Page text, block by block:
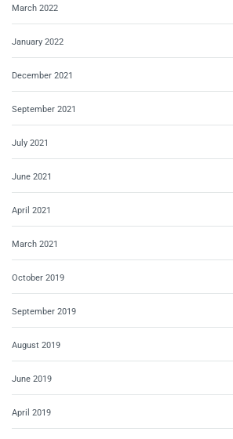
March 2022
January 2022
December 2021
September 2021
July 2021
June 2021
April 2021
March 2021
October 2019
September 2019
August 2019
June 2019
April 2019